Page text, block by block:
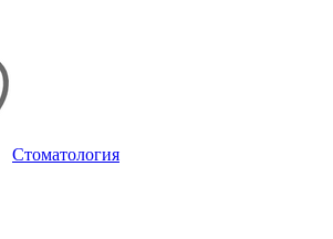
Стоматология